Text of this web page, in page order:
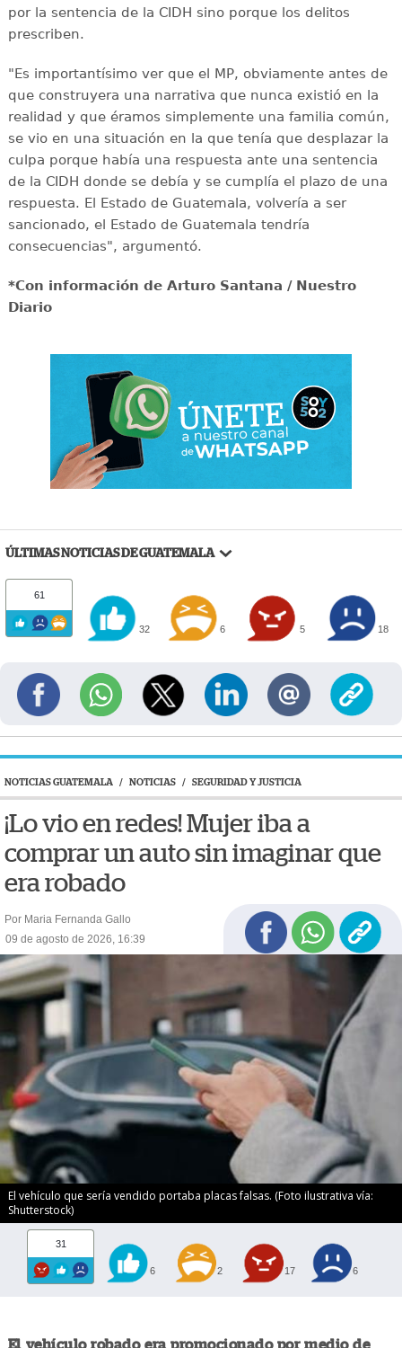
por la sentencia de la CIDH sino porque los delitos
prescriben.
"Es importantísimo ver que el MP, obviamente antes de
que construyera una narrativa que nunca existió en la
realidad y que éramos simplemente una familia común,
se vio en una situación en la que tenía que desplazar la
culpa porque había una respuesta ante una sentencia
de la CIDH donde se debía y se cumplía el plazo de una
respuesta. El Estado de Guatemala, volvería a ser
sancionado, el Estado de Guatemala tendría
consecuencias", argumentó.
*Con información de Arturo Santana / Nuestro
Diario
ÚLTIMAS NOTICIAS DE GUATEMALA
61
32 6 5 18
NOTICIAS GUATEMALA / NOTICIAS / SEGURIDAD Y JUSTICIA
¡Lo vio en redes! Mujer iba a
comprar un auto sin imaginar que
era robado
Por Maria Fernanda Gallo
09 de agosto de 2026, 16:39
El vehículo que sería vendido portaba placas falsas. (Foto ilustrativa vía:
Shutterstock)
31
6 2 17 6
El vehículo robado era promocionado por medio de